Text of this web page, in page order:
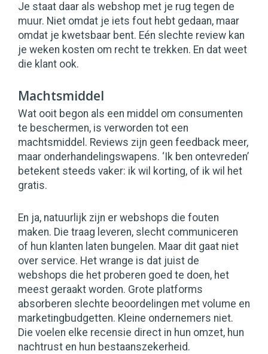
Je staat daar als webshop met je rug tegen de
muur. Niet omdat je iets fout hebt gedaan, maar
omdat je kwetsbaar bent. Eén slechte review kan
je weken kosten om recht te trekken. En dat weet
die klant ook.
Machtsmiddel
Wat ooit begon als een middel om consumenten
te beschermen, is verworden tot een
machtsmiddel. Reviews zijn geen feedback meer,
maar onderhandelingswapens. ‘Ik ben ontevreden’
betekent steeds vaker: ik wil korting, of ik wil het
gratis.
En ja, natuurlijk zijn er webshops die fouten
maken. Die traag leveren, slecht communiceren
of hun klanten laten bungelen. Maar dit gaat niet
over service. Het wrange is dat juist de
webshops die het proberen goed te doen, het
meest geraakt worden. Grote platforms
absorberen slechte beoordelingen met volume en
marketingbudgetten. Kleine ondernemers niet.
Die voelen elke recensie direct in hun omzet, hun
nachtrust en hun bestaanszekerheid.